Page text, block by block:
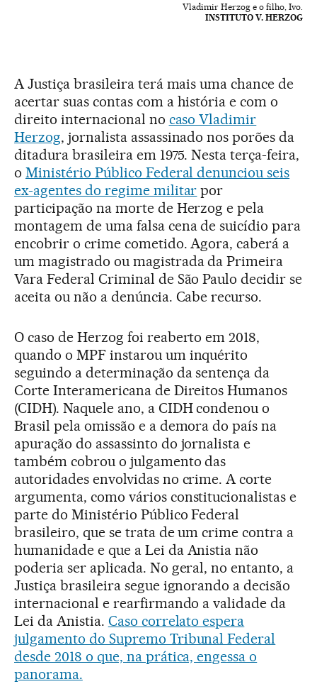
Vladimir Herzog e o filho, Ivo.
INSTITUTO V. HERZOG
A Justiça brasileira terá mais uma chance de
acertar suas contas com a história e com o
direito internacional no caso Vladimir
Herzog, jornalista assassinado nos porões da
ditadura brasileira em 1975. Nesta terça-feira,
o Ministério Público Federal denunciou seis
ex-agentes do regime militar por
participação na morte de Herzog e pela
montagem de uma falsa cena de suicídio para
encobrir o crime cometido. Agora, caberá a
um magistrado ou magistrada da Primeira
Vara Federal Criminal de São Paulo decidir se
aceita ou não a denúncia. Cabe recurso.
O caso de Herzog foi reaberto em 2018,
quando o MPF instarou um inquérito
seguindo a determinação da sentença da
Corte Interamericana de Direitos Humanos
(CIDH). Naquele ano, a CIDH condenou o
Brasil pela omissão e a demora do país na
apuração do assassinto do jornalista e
também cobrou o julgamento das
autoridades envolvidas no crime. A corte
argumenta, como vários constitucionalistas e
parte do Ministério Público Federal
brasileiro, que se trata de um crime contra a
humanidade e que a Lei da Anistia não
poderia ser aplicada. No geral, no entanto, a
Justiça brasileira segue ignorando a decisão
internacional e rearfirmando a validade da
Lei da Anistia. Caso correlato espera
julgamento do Supremo Tribunal Federal
desde 2018 o que, na prática, engessa o
panorama.